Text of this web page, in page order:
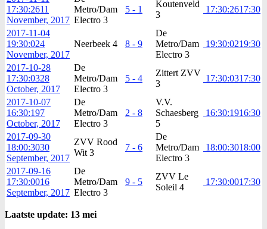
17:30:2611
November, 2017
Metro/Dam
Electro 3
5 - 1
Koutenveld
3
17:30:2617:30
2017-11-04
19:30:024
November, 2017
Neerbeek 4 8 - 9
De
Metro/Dam
Electro 3
19:30:0219:30
2017-10-28
17:30:0328
October, 2017
De
Metro/Dam
Electro 3
5 - 4
Zittert ZVV
3
17:30:0317:30
2017-10-07
16:30:197
October, 2017
De
Metro/Dam
Electro 3
2 - 8
V.V.
Schaesberg
5
16:30:1916:30
2017-09-30
18:00:3030
September, 2017
ZVV Rood
Wit 3
7 - 6
De
Metro/Dam
Electro 3
18:00:3018:00
2017-09-16
17:30:0016
September, 2017
De
Metro/Dam
Electro 3
9 - 5
ZVV Le
Soleil 4
17:30:0017:30
Laatste update: 13 mei